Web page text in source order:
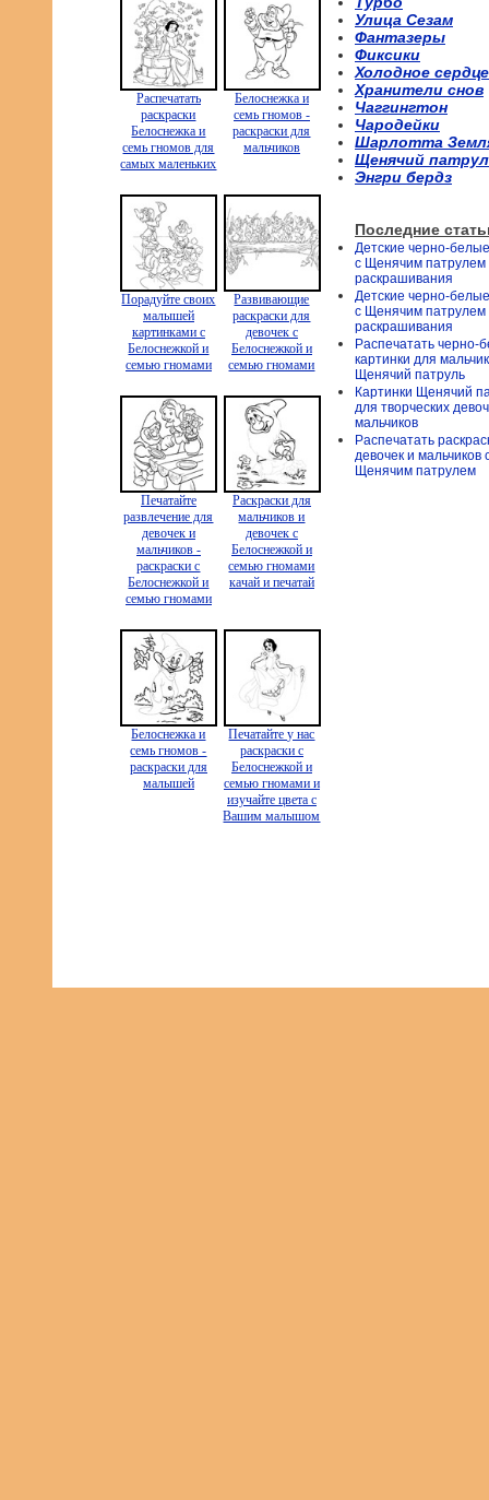
Распечатать
раскраски
Белоснежка и
семь гномов для
самых маленьких
Белоснежка и
семь гномов -
раскраски для
мальчиков
Порадуйте своих
малышей
картинками с
Белоснежкой и
семью гномами
Развивающие
раскраски для
девочек с
Белоснежкой и
семью гномами
Печатайте
развлечение для
девочек и
мальчиков -
раскраски с
Белоснежкой и
семью гномами
Раскраски для
мальчиков и
девочек с
Белоснежкой и
семью гномами
качай и печатай
Белоснежка и
семь гномов -
раскраски для
малышей
Печатайте у нас
раскраски с
Белоснежкой и
семью гномами и
изучайте цвета с
Вашим малышом
Улица Сезам
Фантазеры
Фиксики
Холодное сердце
Хранители снов
Чаггингтон
Чародейки
Шарлотта
Щенячий
Энгри бердз
Последние
Детские черно-
с Щенячим патрулем
раскрашивания
Детские черно-
с Щенячим патрулем
раскрашивания
Распечатать черно-
картинки для
Щенячий патруль
Картинки Щенячий
для творческих
мальчиков
Распечатать
девочек и мальчиков
Щенячим патрулем